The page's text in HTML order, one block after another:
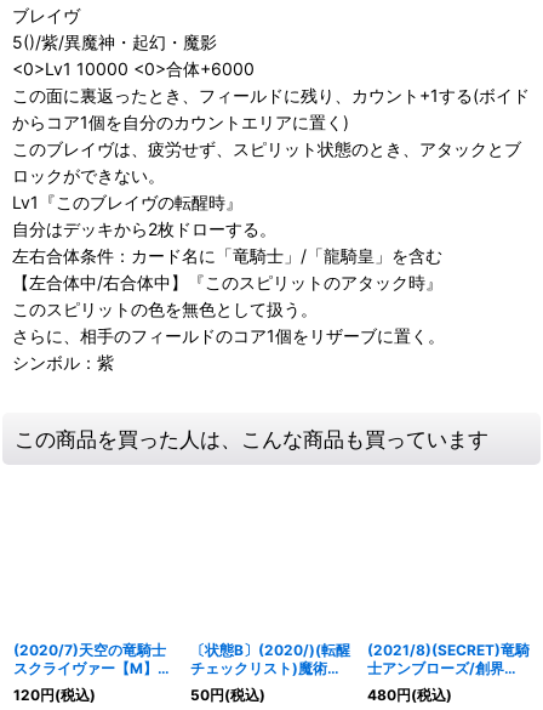
ブレイヴ
5()/紫/異魔神・起幻・魔影
<0>Lv1 10000 <0>合体+6000
この面に裏返ったとき、フィールドに残り、カウント+1する(ボイド
からコア1個を自分のカウントエリアに置く)
このブレイヴは、疲労せず、スピリット状態のとき、アタックとブ
ロックができない。
Lv1『このブレイヴの転醒時』
自分はデッキから2枚ドローする。
左右合体条件：カード名に「竜騎士」/「龍騎皇」を含む
【左合体中/右合体中】『このスピリットのアタック時』
このスピリットの色を無色として扱う。
さらに、相手のフィールドのコア1個をリザーブに置く。
シンボル：紫
この商品を買った人は、こんな商品も買っています
(2020/7)天空の竜騎士
スクライヴァー【M】
{BS54-018}《紫》
120円(税込)
〔状態B〕(2020/)(転醒
チェックリスト)魔術皇
の大創界石【-】{BS54-
TX02}《多》
50円(税込)
(2021/8)(SECRET)竜騎
士アンブローズ/創界神
マーリン【転醒X-SEC】
{BS56-TX02a/BS56-
480円(税込)